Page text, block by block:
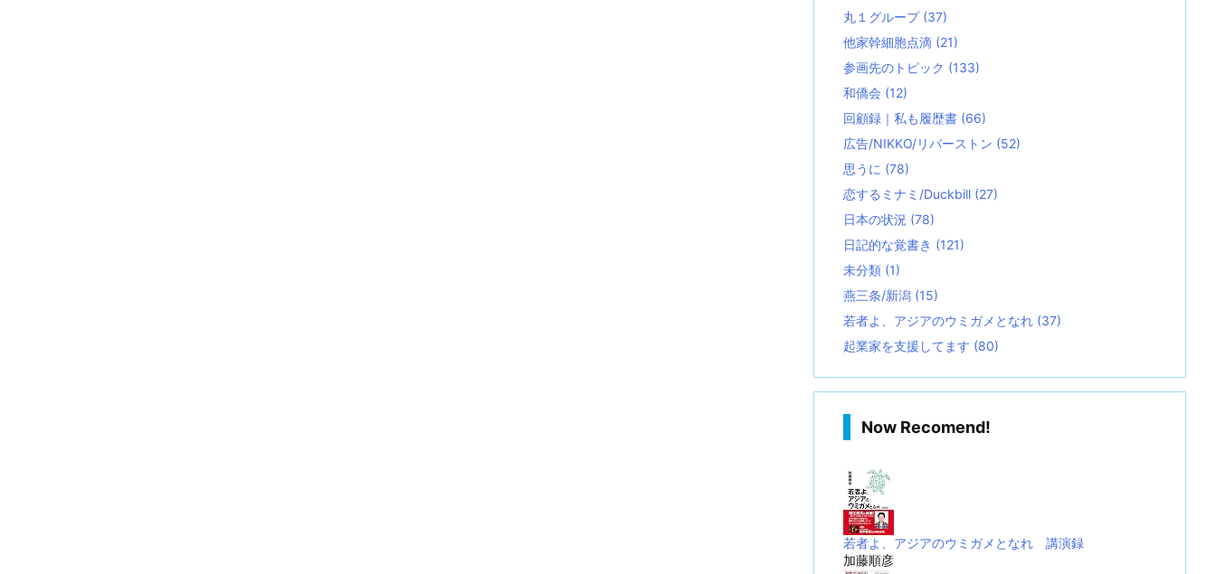
丸１グループ (37)
他家幹細胞点滴 (21)
参画先のトピック (133)
和僑会 (12)
回顧録｜私も履歴書 (66)
広告/NIKKO/リバーストン (52)
思うに (78)
恋するミナミ/Duckbill (27)
日本の状況 (78)
日記的な覚書き (121)
未分類 (1)
燕三条/新潟 (15)
若者よ、アジアのウミガメとなれ (37)
起業家を支援してます (80)
Now Recomend!
若者よ、アジアのウミガメとなれ 講演録
加藤順彦